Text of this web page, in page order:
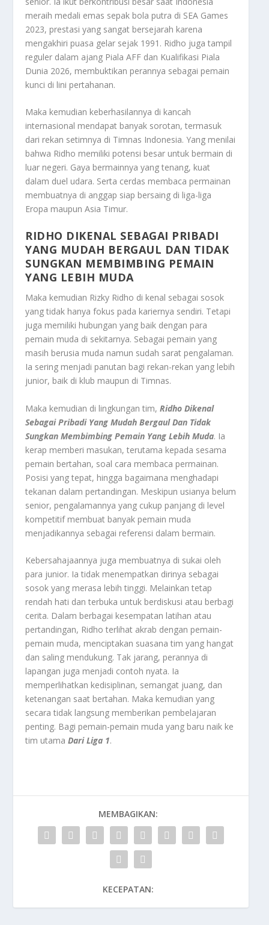
meraih medali emas sepak bola putra di SEA Games
2023, prestasi yang sangat bersejarah karena
mengakhiri puasa gelar sejak 1991. Ridho juga tampil
reguler dalam ajang Piala AFF dan Kualifikasi Piala
Dunia 2026, membuktikan perannya sebagai pemain
kunci di lini pertahanan.
Maka kemudian keberhasilannya di kancah
internasional mendapat banyak sorotan, termasuk
dari rekan setimnya di Timnas Indonesia. Yang menilai
bahwa Ridho memiliki potensi besar untuk bermain di
luar negeri. Gaya bermainnya yang tenang, kuat
dalam duel udara. Serta cerdas membaca permainan
membuatnya di anggap siap bersaing di liga-liga
Eropa maupun Asia Timur.
RIDHO DIKENAL SEBAGAI PRIBADI
YANG MUDAH BERGAUL DAN TIDAK
SUNGKAN MEMBIMBING PEMAIN
YANG LEBIH MUDA
Maka kemudian Rizky Ridho di kenal sebagai sosok
yang tidak hanya fokus pada kariernya sendiri. Tetapi
juga memiliki hubungan yang baik dengan para
pemain muda di sekitarnya. Sebagai pemain yang
masih berusia muda namun sudah sarat pengalaman.
Ia sering menjadi panutan bagi rekan-rekan yang lebih
junior, baik di klub maupun di Timnas.
Maka kemudian di lingkungan tim,Ridho Dikenal
Sebagai Pribadi Yang Mudah Bergaul Dan Tidak
Sungkan Membimbing Pemain Yang Lebih Muda. Ia
kerap memberi masukan, terutama kepada sesama
pemain bertahan, soal cara membaca permainan.
Posisi yang tepat, hingga bagaimana menghadapi
tekanan dalam pertandingan. Meskipun usianya belum
senior, pengalamannya yang cukup panjang di level
kompetitif membuat banyak pemain muda
menjadikannya sebagai referensi dalam bermain.
Kebersahajaannya juga membuatnya di sukai oleh
para junior. Ia tidak menempatkan dirinya sebagai
sosok yang merasa lebih tinggi. Melainkan tetap
rendah hati dan terbuka untuk berdiskusi atau berbagi
cerita. Dalam berbagai kesempatan latihan atau
pertandingan, Ridho terlihat akrab dengan pemain-
pemain muda, menciptakan suasana tim yang hangat
dan saling mendukung. Tak jarang, perannya di
lapangan juga menjadi contoh nyata. Ia
memperlihatkan kedisiplinan, semangat juang, dan
ketenangan saat bertahan. Maka kemudian yang
secara tidak langsung memberikan pembelajaran
penting. Bagi pemain-pemain muda yang baru naik ke
tim utama Dari Liga 1.
MEMBAGIKAN:
KECEPATAN: